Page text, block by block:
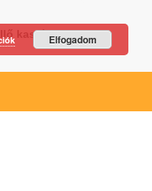
kastélyElfogadom